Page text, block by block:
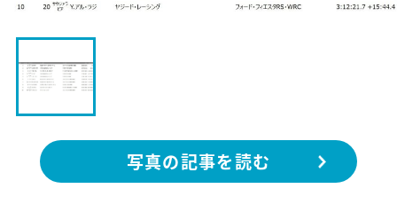
写真の記事を読む